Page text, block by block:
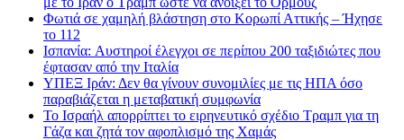
Φωτιά σε χαμηλή βλάστηση στο Κορωπί Αττικής – Ήχησε
το 112
Ισπανία: Aυστηροί έλεγχοι σε περίπου 200 ταξιδιώτες που
έφτασαν από την Ιταλία
ΥΠΕΞ Ιράν: Δεν θα γίνουν συνομιλίες με τις ΗΠΑ όσο
παραβιάζεται η μεταβατική συμφωνία
Το Ισραήλ απορρίπτει το ειρηνευτικό σχέδιο Τραμπ για τη
Γάζα και ζητά τον αφοπλισμό της Χαμάς